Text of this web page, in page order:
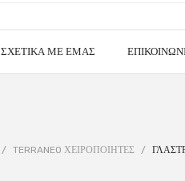
ΣΧΕΤΙΚΆ ΜΕ ΕΜΆΣ
/ TERRANEO ΧΕΙΡΟΠΟΙΗΤΕΣ /